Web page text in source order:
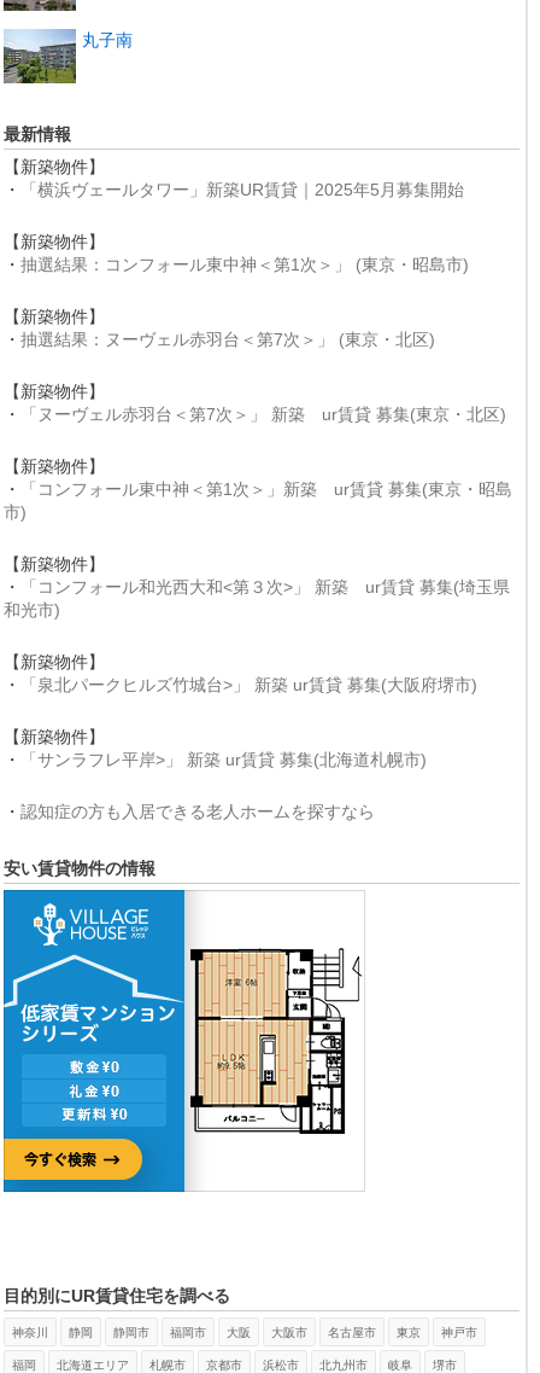
丸子南
最新情報
【新築物件】
・
「横浜ヴェールタワー」新築UR賃貸｜2025年5月募集開始
【新築物件】
・ 抽選結果：コンフォール東中神＜第1次＞」 (東京・昭島市)
【新築物件】
・ 抽選結果：ヌーヴェル赤羽台＜第7次＞」 (東京・北区)
【新築物件】
・
「ヌーヴェル赤羽台＜第7次＞」 新築 ur賃貸 募集(東京・北区)
【新築物件】
・
「コンフォール東中神＜第1次＞」新築 ur賃貸 募集(東京・昭島
市)
【新築物件】
・
「コンフォール和光西大和<第３次>」 新築 ur賃貸 募集(埼玉県
和光市)
【新築物件】
・
「泉北パークヒルズ竹城台>」 新築 ur賃貸 募集(大阪府堺市)
【新築物件】
・
「サンラフレ平岸>」 新築 ur賃貸 募集(北海道札幌市)
・ 認知症の方も入居できる老人ホームを探すなら
安い賃貸物件の情報
目的別にUR賃貸住宅を調べる
神奈川 静岡 静岡市 福岡市 大阪 大阪市 名古屋市 東京 神戸市
福岡 北海道エリア 札幌市 京都市 浜松市 北九州市 岐阜 堺市